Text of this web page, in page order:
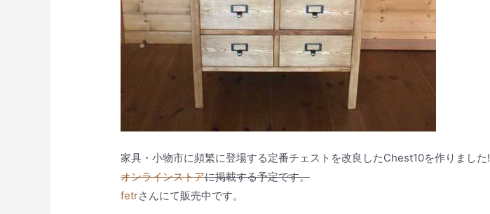
家具・小物市に頻繁に登場する定番チェストを改良したChest10を作りました!
オンラインストアに掲載する予定です。
fetrさんにて販売中です。